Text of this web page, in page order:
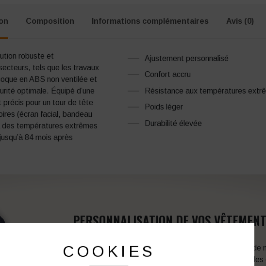
Composition Informations complémentaires Avis (0)
robuste et
tels que les travaux
en ABS non ventilée et
optimale. Équipé d’une
pour un tour de tête
(écran facial, bandeau
températures extrêmes
84 mois après
Ajustement personnalisé
Confort accru
Résistance aux températures
Poids léger
Durabilité élevée
PERSONNALISATION DE VOS
Notre graphiste connait les produits et les techniques de
votre service afin d’optimiser votre support en fonction
COOKIES